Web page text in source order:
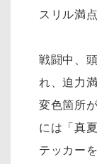
スリル満
戦闘中、
れ、迫力
変色箇所
には「真
テッカー